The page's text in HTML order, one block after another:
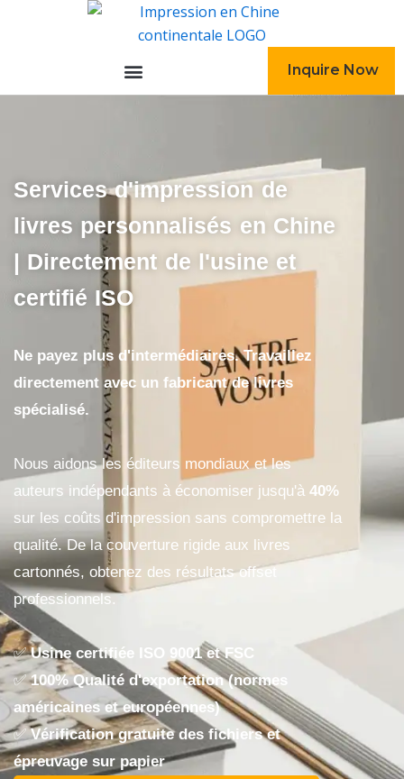
Inquire Now
Services d'impression de
livres personnalisés en Chine
| Directement de l'usine et
certifié ISO
Ne payez plus d'intermédiaires. Travaillez
directement avec un fabricant de livres
spécialisé.
Nous aidons les éditeurs mondiaux et les
auteurs indépendants à économiser jusqu'à 40%
sur les coûts d'impression sans compromettre la
qualité. De la couverture rigide aux livres
cartonnés, obtenez des résultats offset
professionnels.
✅Usine certifiée ISO 9001 et FSC
✅100% Qualité d'exportation (normes
américaines et européennes)
✅Vérification gratuite des fichiers et
épreuvage sur papier